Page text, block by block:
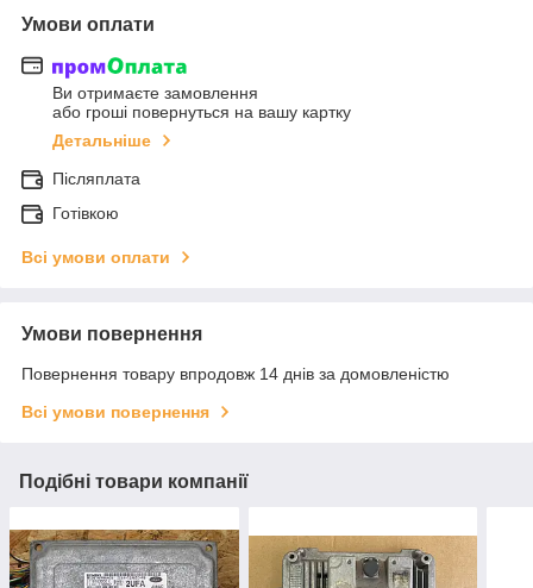
Умови оплати
Ви отримаєте замовлення
або гроші повернуться на вашу картку
Детальніше
Післяплата
Готівкою
Всі умови оплати
Умови повернення
Повернення товару впродовж 14 днів за домовленістю
Всі умови повернення
Подібні товари компанії